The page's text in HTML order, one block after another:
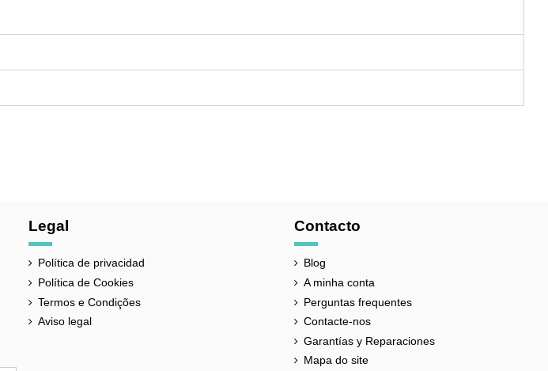
Legal
Política de privacidad
Política de Cookies
Termos e Condições
Aviso legal
Contacto
Blog
A minha conta
Perguntas frequentes
Contacte-nos
Garantías y Reparaciones
Mapa do site